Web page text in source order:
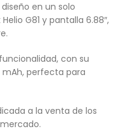
en un solo
G81 y pantalla 6.88″,
con su
mAh, perfecta para
a la venta de los